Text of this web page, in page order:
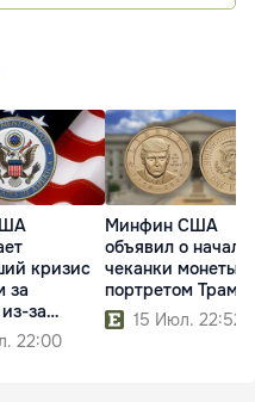
кризис
за
за
22:00
Минфин США
объявил о начале
чеканки монеты с
портретом
15 Июл. 22:52